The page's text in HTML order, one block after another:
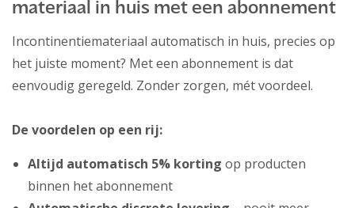
materiaal in huis met een abonnement
Incontinentiemateriaal automatisch in huis, precies op
het juiste moment? Met een abonnement is dat
eenvoudig geregeld. Zonder zorgen, mét voordeel.
De voordelen op een rij:
Altijd automatisch 5% korting op producten
binnen het abonnement